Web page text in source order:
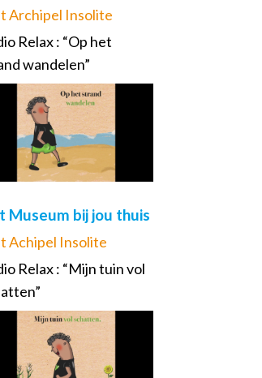
Archipel Insolite
Relax : “Op het
wandelen”
Museum bij jou thuis
Achipel Insolite
Relax : “Mijn tuin vol